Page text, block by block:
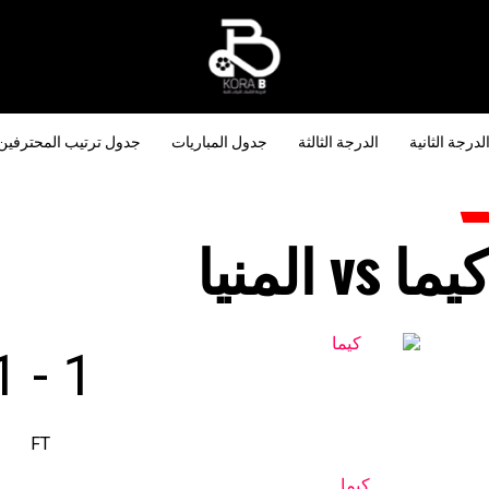
الدرجة الثانية الدرجة الثالثة جدول المباريات جدول ترتيب
كيما vs المنيا
1
-
FT